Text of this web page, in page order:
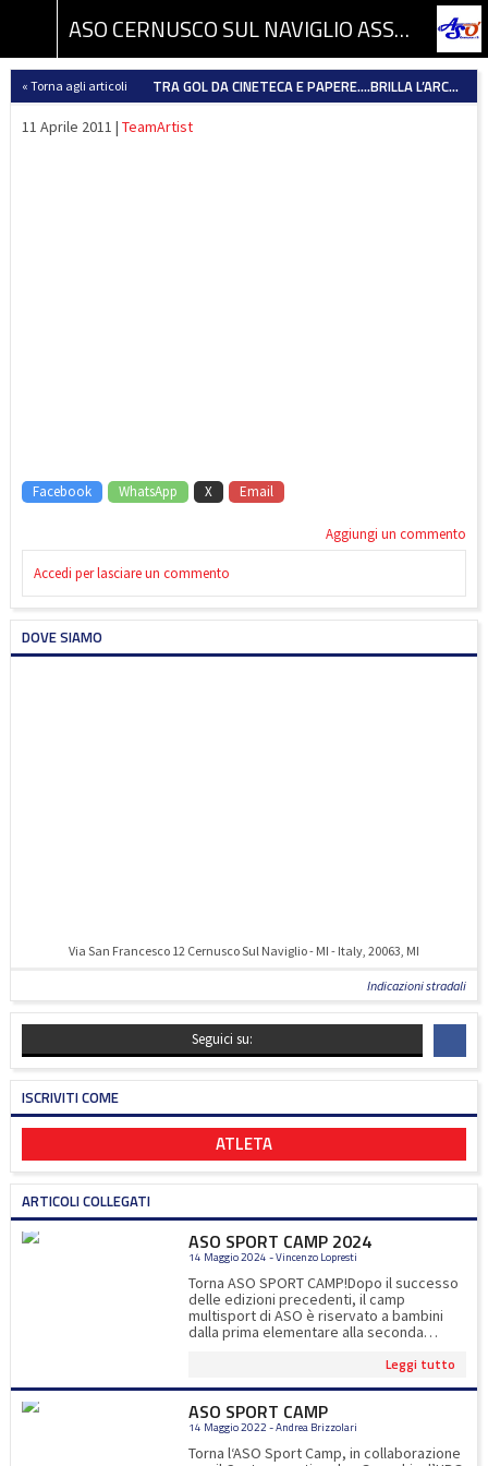
ASO CERNUSCO SUL NAVIGLIO ASSOCIAZIONE SPORTIVA DILETTANTISTICA
« Torna agli articoli TRA GOL DA CINETECA E PAPERE….BRILLA L’ARCOBALENO
11 Aprile 2011 | TeamArtist
Facebook WhatsApp X Email
Aggiungi un commento
Accedi per lasciare un commento
DOVE SIAMO
Via San Francesco 12 Cernusco Sul Naviglio - MI - Italy, 20063, MI
Indicazioni stradali
Seguici su:
ISCRIVITI COME
ATLETA
ARTICOLI COLLEGATI
ASO SPORT CAMP 2024
14 Maggio 2024 - Vincenzo Lopresti
Torna ASO SPORT CAMP!Dopo il successo
delle edizioni precedenti, il camp
multisport di ASO è riservato a bambini
dalla prima elementare alla seconda
saranno esperti di calcio, tennis, padel e
sportiva dei nostri iscritti!Per iscrizioni
www.asocernusco.itper info
asosportcamp@gmail.com
Leggi tutto
ASO SPORT CAMP
14 Maggio 2022 - Andrea Brizzolari
Torna l‘ASO Sport Camp, in collaborazione